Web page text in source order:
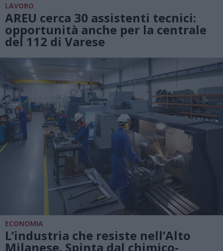
LAVORO
AREU cerca 30 assistenti tecnici:
opportunità anche per la centrale
del 112 di Varese
ECONOMIA
L’industria che resiste nell’Alto
Milanese. Spinta dal chimico-